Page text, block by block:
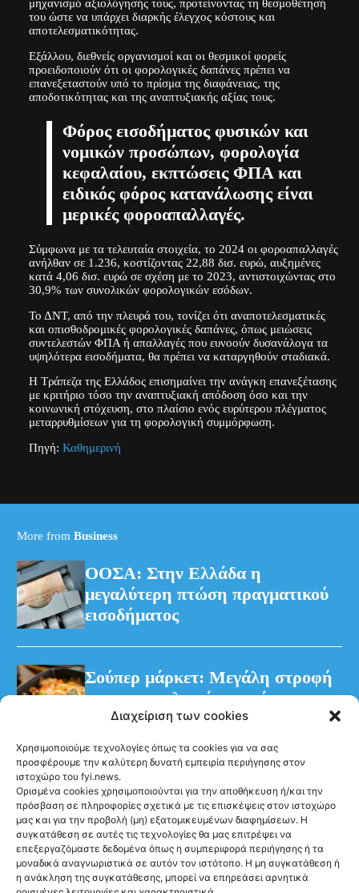
Διαχείριση των cookies
Χρησιμοποιούμε τεχνολογίες όπως τα cookies για να σας
προσφέρουμε την καλύτερη δυνατή εμπειρία περιήγησης στον
ιστοχώρο του fyi.news.
Ορισμένα cookies χρησιμοποιούνται για την αποθήκευση ή/και την
πρόσβαση σε πληροφορίες σχετικά με τις επισκέψεις στον ιστοχώρο
μας και για την προβολή (μη) εξατομικευμένων διαφημίσεων. Η
συγκατάθεση σε αυτές τις τεχνολογίες θα μας επιτρέψει να
επεξεργαζόμαστε δεδομένα όπως η συμπεριφορά περιήγησης ή τα
μοναδικά αναγνωριστικά σε αυτόν τον ιστότοπο. Η μη συγκατάθεση ή
η ανάκληση της συγκατάθεσης, μπορεί να επηρεάσει αρνητικά
μηχανισμό αξιολόγησής τους, προτείνοντας τη θεσμοθέτησή
του ώστε να υπάρχει διαρκής έλεγχος κόστους και
αποτελεσματικότητας.
Εξάλλου, διεθνείς οργανισμοί και οι θεσμικοί φορείς
προειδοποιούν ότι οι φορολογικές δαπάνες πρέπει να
επανεξεταστούν υπό το πρίσμα της διαφάνειας, της
αποδοτικότητας και της αναπτυξιακής αξίας τους.
Φόρος εισοδήματος φυσικών και
νομικών προσώπων, φορολογία
κεφαλαίου, εκπτώσεις ΦΠΑ και
ειδικός φόρος κατανάλωσης είναι
μερικές φοροαπαλλαγές.
Σύμφωνα με τα τελευταία στοιχεία, το 2024 οι φοροαπαλλαγές
ανήλθαν σε 1.236, κοστίζοντας 22,88 δισ. ευρώ, αυξημένες
κατά 4,06 δισ. ευρώ σε σχέση με το 2023, αντιστοιχώντας στο
30,9% των συνολικών φορολογικών εσόδων.
Το ΔΝΤ, από την πλευρά του, τονίζει ότι αναποτελεσματικές
και οπισθοδρομικές φορολογικές δαπάνες, όπως μειώσεις
συντελεστών ΦΠΑ ή απαλλαγές που ευνοούν δυσανάλογα τα
υψηλότερα εισοδήματα, θα πρέπει να καταργηθούν σταδιακά.
Η Τράπεζα της Ελλάδος επισημαίνει την ανάγκη επανεξέτασης
με κριτήριο τόσο την αναπτυξιακή απόδοση όσο και την
κοινωνική στόχευση, στο πλαίσιο ενός ευρύτερου πλέγματος
μεταρρυθμίσεων για τη φορολογική συμμόρφωση.
Πηγή: Καθημερινή
More from Business
ΟΟΣΑ: Στην Ελλάδα η
μεγαλύτερη πτώση πραγματικού
εισοδήματος
Σούπερ μάρκετ: Μεγάλη στροφή
των καταναλωτών στα έτοιμα
γεύματα
Ακολούθησέ μας